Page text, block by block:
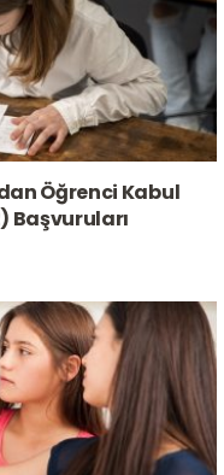
Öğrenci Kabul
Başvuruları